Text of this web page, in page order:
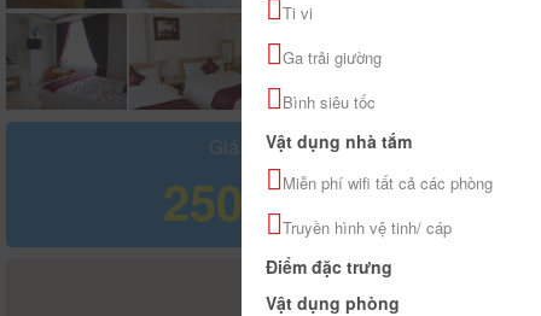
Giá tham khảo
250.000 đ
Ti vi
Ga trải giường
Bình siêu tốc
Vật dụng nhà tắm
Miễn phí wifi tất cả các phòng
Truyền hình vệ tinh/ cáp
Điểm đặc trưng
Vật dụng phòng